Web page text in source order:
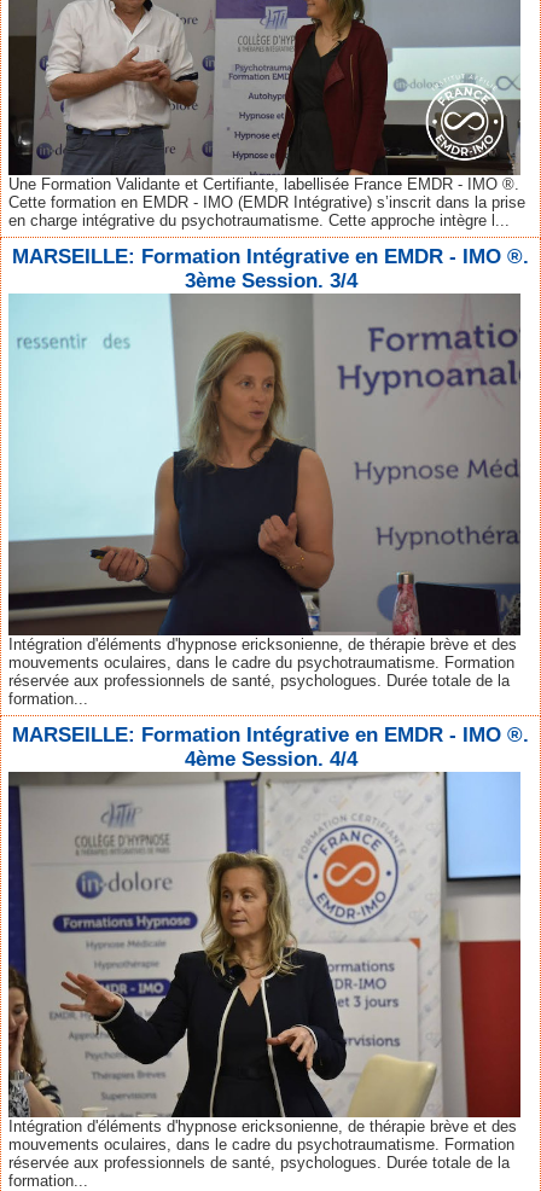
Une Formation Validante et Certifiante, labellisée France EMDR - IMO ®.
Cette formation en EMDR - IMO (EMDR Intégrative) s’inscrit dans la prise
en charge intégrative du psychotraumatisme. Cette approche intègre l...
MARSEILLE: Formation Intégrative en EMDR - IMO ®.
3ème Session. 3/4
Intégration d'éléments d'hypnose ericksonienne, de thérapie brève et des
mouvements oculaires, dans le cadre du psychotraumatisme. Formation
réservée aux professionnels de santé, psychologues. Durée totale de la
formation...
MARSEILLE: Formation Intégrative en EMDR - IMO ®.
4ème Session. 4/4
Intégration d'éléments d'hypnose ericksonienne, de thérapie brève et des
mouvements oculaires, dans le cadre du psychotraumatisme. Formation
réservée aux professionnels de santé, psychologues. Durée totale de la
formation...